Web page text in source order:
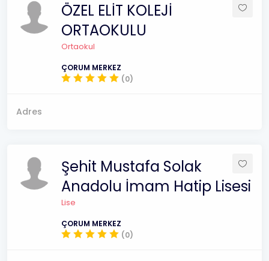
ÖZEL ELİT KOLEJİ
ORTAOKULU
Ortaokul
ÇORUM MERKEZ
(0)
Adres
Şehit Mustafa Solak
Anadolu İmam Hatip Lisesi
Lise
ÇORUM MERKEZ
(0)